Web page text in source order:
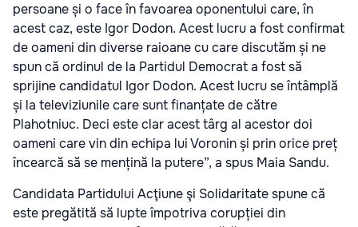
persoane și o face în favoarea oponentului care, în
acest caz, este Igor Dodon. Acest lucru a fost confirmat
de oameni din diverse raioane cu care discutăm și ne
spun că ordinul de la Partidul Democrat a fost să
sprijine candidatul Igor Dodon. Acest lucru se întâmplă
și la televiziunile care sunt finanțate de către
Plahotniuc. Deci este clar acest târg al acestor doi
oameni care vin din echipa lui Voronin și prin orice preț
încearcă să se mențină la putere”, a spus Maia Sandu.
Candidata Partidului Acţiune şi Solidaritate spune că
este pregătită să lupte împotriva corupției din